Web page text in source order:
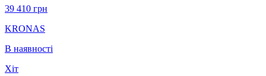
39 410 грн
KRONAS
В наявності
Хіт